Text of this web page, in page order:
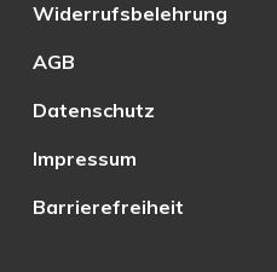
Widerrufsbelehrung
AGB
Datenschutz
Impressum
Barrierefreiheit